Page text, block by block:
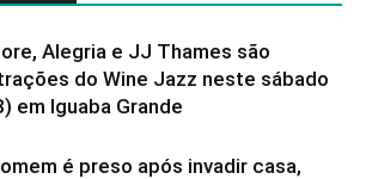
Alegria e JJ Thames são
do Wine Jazz neste sábado
em Iguaba Grande
é preso após invadir casa,